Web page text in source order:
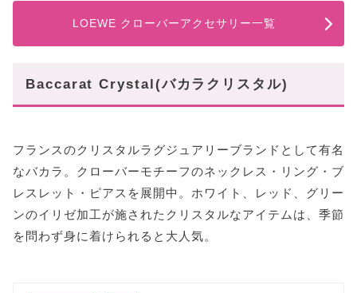
LOEWE クローバーアクセサリー一覧
Baccarat Crystal(バカラクリスタル)
フランスのクリスタルラグジュアリーブランドとして有名
なバカラ。クローバーモチーフのネックレス・リング・ブ
レスレット・ピアスを展開中。ホワイト、レッド、グリー
ンのイリゼ加工が施されたクリスタルなアイテムは、季節
を問わず身に着けられると大人気。